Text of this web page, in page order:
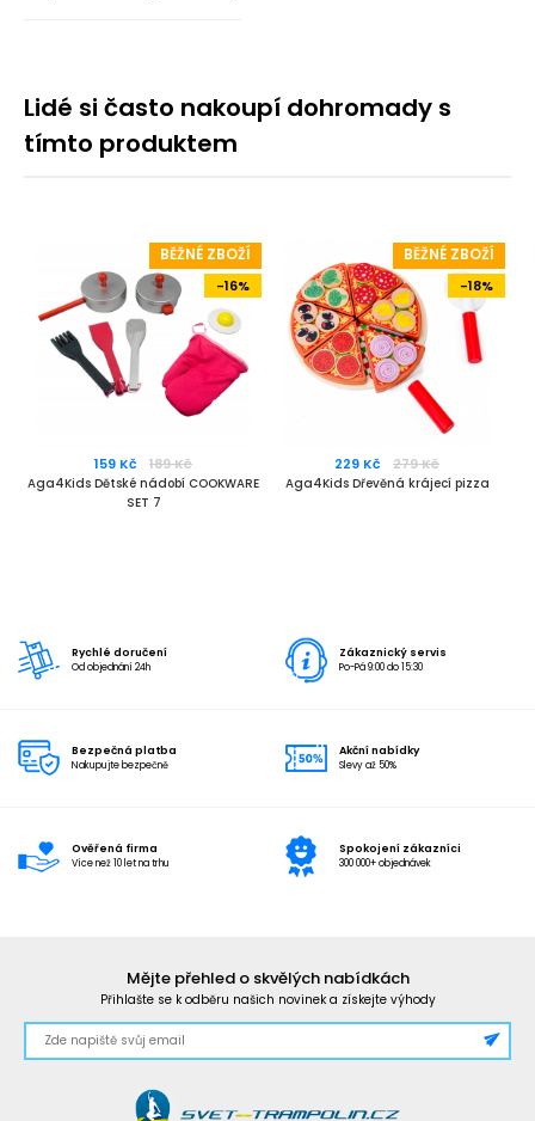
Lidé si často nakoupí dohromady s
tímto produktem
BĚŽNÉ ZBOŽÍ
-16%
159 Kč 189 Kč
Aga4Kids Dětské nádobí COOKWARE
SET 7
BĚŽNÉ ZBOŽÍ
-18%
229 Kč 279 Kč
Aga4Kids Dřevěná krájecí pizza
Rychlé doručení
Od objednání 24h
Zákaznický servis
Po-Pá 9:00 do 15:30
Bezpečná platba
Nakupujte bezpečně
Akční nabídky
Slevy až 50%
Ověřená firma
Více než 10 let na trhu
Spokojení zákazníci
300 000+ objednávek
Mějte přehled o skvělých nabídkách
Přihlašte se k odběru našich novinek a získejte výhody